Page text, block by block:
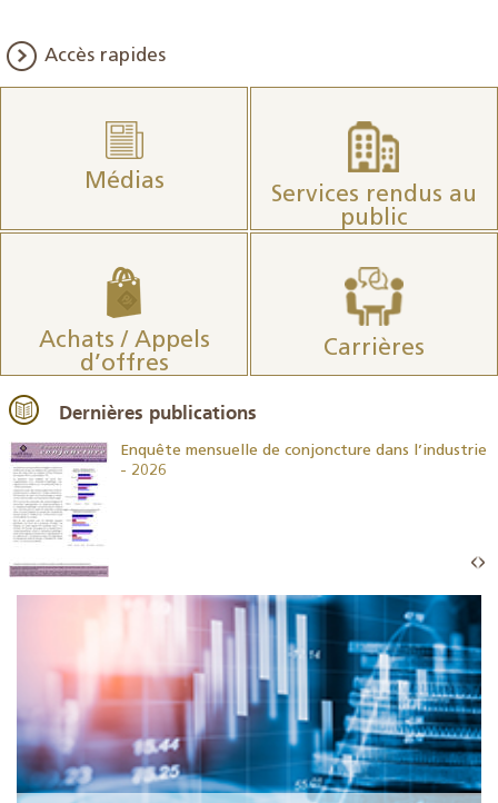
Accès rapides
Médias
Services rendus au
public
Achats / Appels
d’offres
Carrières
Dernières publications
Enquête mensuelle de conjoncture dans l’industrie
- 2026